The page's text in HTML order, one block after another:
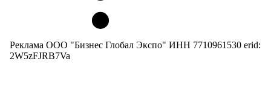
Реклама ООО "Бизнес Глобал Экспо" ИНН 7710961530 erid:
2W5zFJRB7Va